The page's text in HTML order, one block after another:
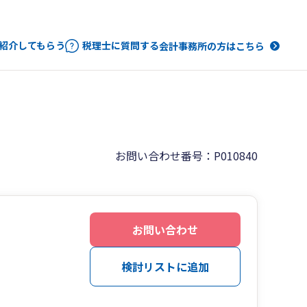
介してもらう 税理士に質問する会計事務所の方はこちら
お問い合わせ番号：P010840
お問い合わせ
検討リストに追加